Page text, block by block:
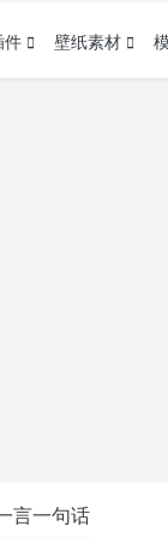
件 壁纸素材
言一句话